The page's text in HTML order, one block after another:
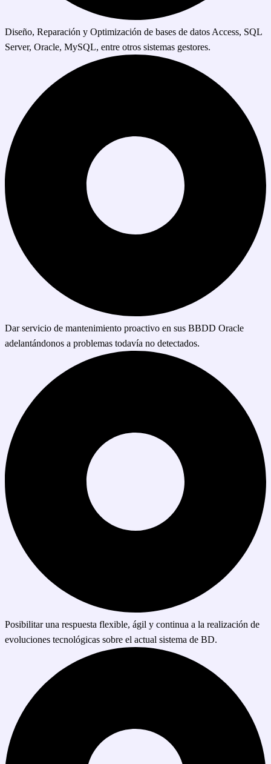
Diseño, Reparación y Optimización de bases de datos Access, SQL
Server, Oracle, MySQL, entre otros sistemas gestores.
Dar servicio de mantenimiento proactivo en sus BBDD Oracle
adelantándonos a problemas todavía no detectados.
Posibilitar una respuesta flexible, ágil y continua a la realización de
evoluciones tecnológicas sobre el actual sistema de BD.